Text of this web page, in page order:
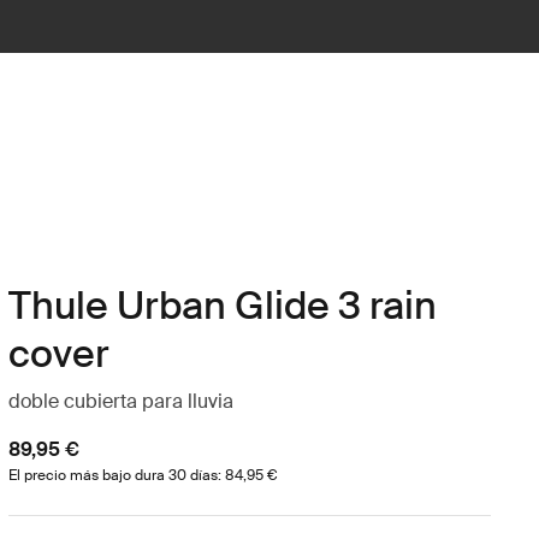
Thule Urban Glide 3 rain
cover
doble cubierta para lluvia
89,95 €
El precio más bajo dura 30 días: 84,95 €